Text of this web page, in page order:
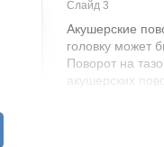
Слайд 3
Акушерские
головку может
Поворот на
акушерских